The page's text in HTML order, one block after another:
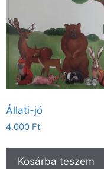
Állati-jó
4.000 Ft
Kosárba teszem